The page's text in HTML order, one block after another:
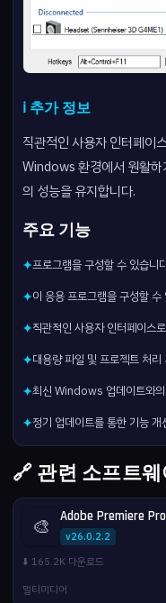
ℹ️ 추가 정보
직관적인 사용자 인터페이
Windows 환경에서 원활하
의 성능을 유지합니다.
주요 기능
✦프로그램을 구성할 수 있습니
✦이 응용 프로그램을 구성할
✦직관적인 사용자 인터페이스
✦대용량 파일 및 프로젝트 처리
✦최신 Windows 업데이트와의
✦정기 업데이트를 통한 기능 개
🔗 관련 소프트웨
🎨 Adobe Premiere Pro
v26.0.2.2
⬇️ 165.2K 다운로드
멀티미디어